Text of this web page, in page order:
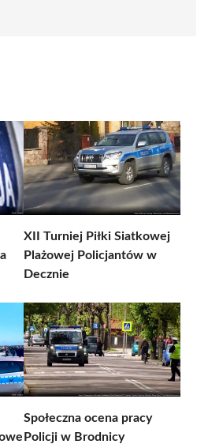
XII Turniej Piłki Siatkowej
Plażowej Policjantów w
Decznie
Społeczna ocena pracy
Policji w Brodnicy